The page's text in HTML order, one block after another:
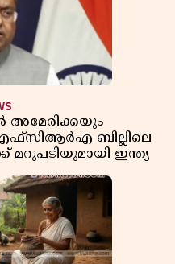
അമേരിക്കയും
എഫ്സിആർഎ ബില്ലിലെ
ഇന്ത്യ